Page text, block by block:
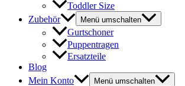
Toddler Size
Zubehör
Menü umschalten
Gurtschoner
Puppentragen
Ersatzteile
Blog
Mein Konto
Menü umschalten